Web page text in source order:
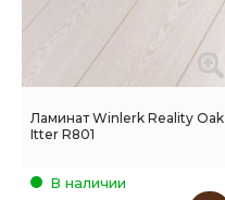
Ламинат Winlerk Reality Oak
Itter R801
В наличии